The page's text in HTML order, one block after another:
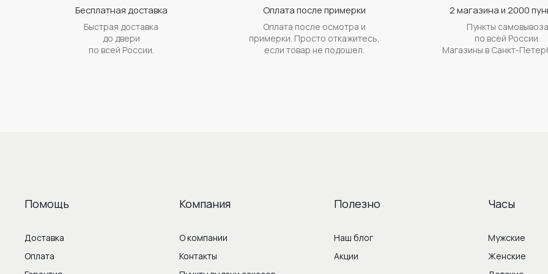
Бесплатная доставка
Быстрая доставка
до двери
по всей России.
Оплата после примерки
Оплата после осмотра и
примерки. Просто откажитесь,
если товар не подошел.
2 магазина и 2000
Пункты самовывоза
по всей России.
Магазины в Санкт-
Помощь
Доставка
Оплата
Компания
О компании
Контакты
Полезно
Наш блог
Акции
Часы
Мужские
Женские